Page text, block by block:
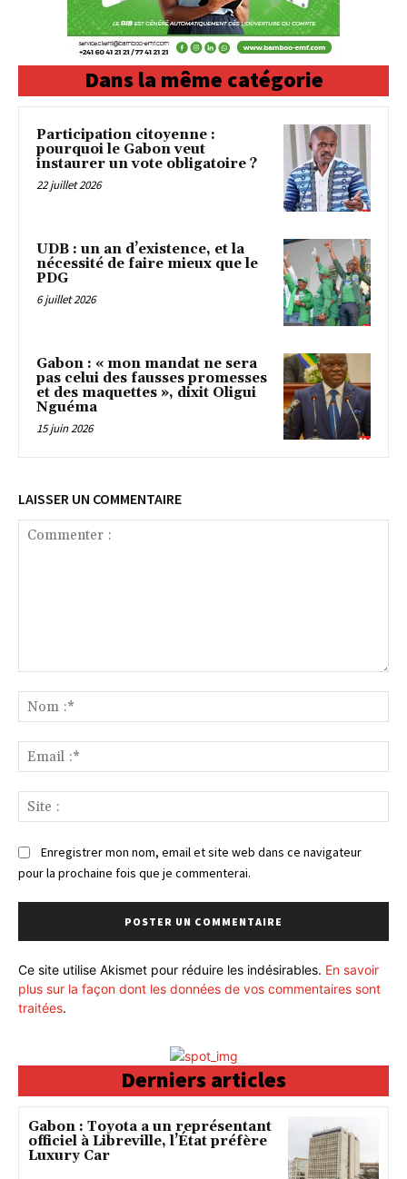
Dans la même catégorie
Participation citoyenne :
pourquoi le Gabon veut
instaurer un vote obligatoire ?
22 juillet 2026
UDB : un an d’existence, et la
nécessité de faire mieux que le
PDG
6 juillet 2026
Gabon : « mon mandat ne sera
pas celui des fausses promesses
et des maquettes », dixit Oligui
Nguéma
15 juin 2026
LAISSER UN COMMENTAIRE
:*
:*
:
Enregistrer mon nom, email et site web dans ce navigateur
pour la prochaine fois que je commenterai.
Ce site utilise Akismet pour réduire les indésirables. En savoir
plus sur la façon dont les données de vos commentaires sont
traitées.
Derniers articles
Gabon : Toyota a un représentant
officiel à Libreville, l’État préfère
Luxury Car